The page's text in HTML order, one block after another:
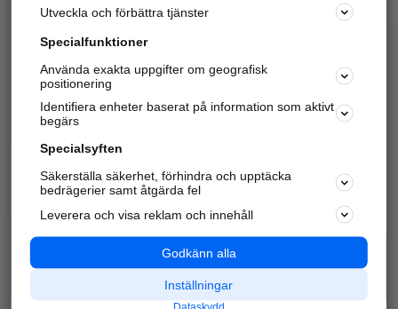
Marknadsför företaget
Kom igång och annonsera mot
samarbetspartners nära dig.
Alla kategorier
Populära sökningar
API & Kartor
Annonsera
Integritet
Nödnummer
Utveckla och förbättra tjänster
Specialfunktioner
Använda exakta uppgifter om geografisk
positionering
Identifiera enheter baserat på information som aktivt
begärs
Specialsyften
Säkerställa säkerhet, förhindra och upptäcka
bedrägerier samt åtgärda fel
Leverera och visa reklam och innehåll
Godkänn alla
Inställningar
Dataskydd